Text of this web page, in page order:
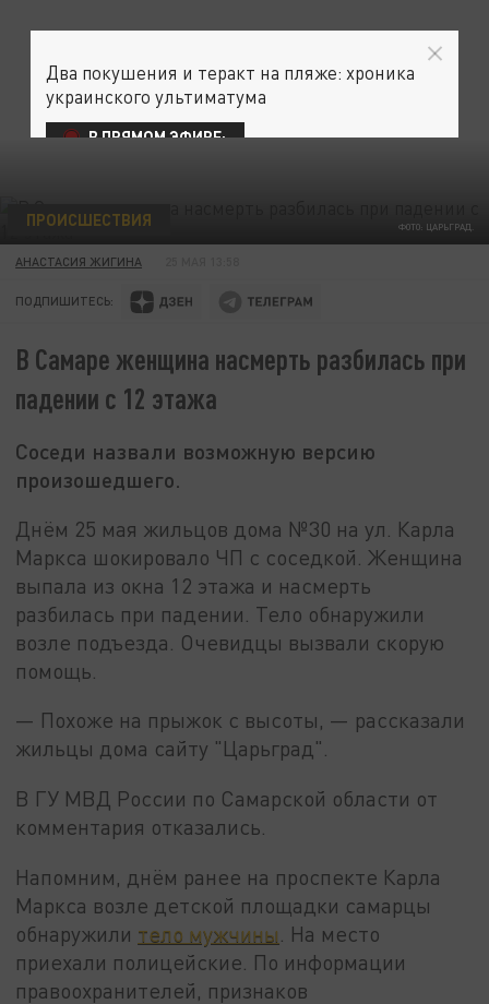
ФОТО: ЦАРЬГРАД.
ПРОИСШЕСТВИЯ
АНАСТАСИЯ ЖИГИНА
ПОДПИШИТЕСЬ:
В Самаре женщина насмерть разбилась при
падении с 12 этажа
Соседи назвали возможную версию
произошедшего.
Днём 25 мая жильцов дома №30 на ул. Карла
Маркса шокировало ЧП с соседкой. Женщина
выпала из окна 12 этажа и насмерть
разбилась при падении. Тело обнаружили
возле подъезда. Очевидцы вызвали скорую
помощь.
— Похоже на прыжок с высоты, — рассказали
жильцы дома сайту "Царьград".
В ГУ МВД России по Самарской области от
комментария отказались.
Напомним, днём ранее на проспекте Карла
Маркса возле детской площадки самарцы
обнаружили тело мужчины . На место
приехали полицейские. По информации
правоохранителей, признаков
Два покушения и теракт на пляже: хроника
украинского ультиматума
В ПРЯМОМ ЭФИРЕ: